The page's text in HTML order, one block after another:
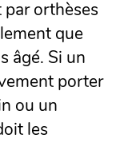
orthèses
que
âgé. Si un
porter
ou un
les